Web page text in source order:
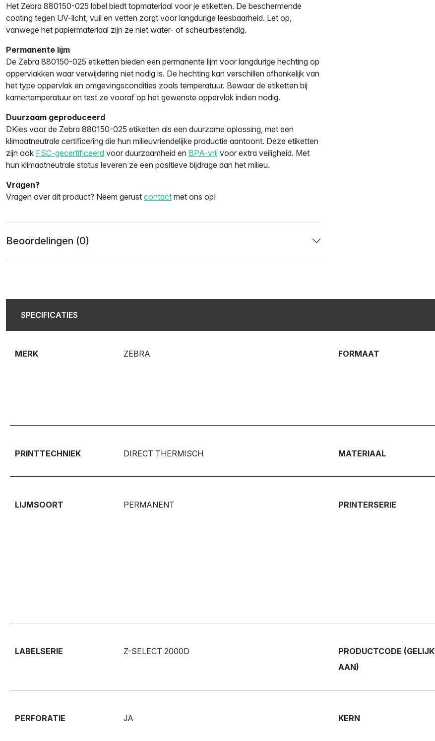
Het Zebra 880150-025 label biedt topmateriaal voor je etiketten. De beschermende
coating tegen UV-licht, vuil en vetten zorgt voor langdurige leesbaarheid. Let op,
vanwege het papiermateriaal zijn ze niet water- of scheurbestendig.
Permanente lijm
De Zebra 880150-025 etiketten bieden een permanente lijm voor langdurige hechting op
oppervlakken waar verwijdering niet nodig is. De hechting kan verschillen afhankelijk van
het type oppervlak en omgevingscondities zoals temperatuur. Bewaar de etiketten bij
kamertemperatuur en test ze vooraf op het gewenste oppervlak indien nodig.
Duurzaam geproduceerd
DKies voor de Zebra 880150-025 etiketten als een duurzame oplossing, met een
klimaatneutrale certificering die hun milieuvriendelijke productie aantoont. Deze etiketten
zijn ook FSC-gecertificeerd voor duurzaamheid en BPA-vrij voor extra veiligheid. Met
hun klimaatneutrale status leveren ze een positieve bijdrage aan het milieu.
Vragen?
Vragen over dit product? Neem gerust contact met ons op!
Beoordelingen (0)
SPECIFICATIES
MERK ZEBRA FORMAAT
PRINTTECHNIEK DIRECT THERMISCH MATERIAAL
LIJMSOORT PERMANENT PRINTERSERIE
LABELSERIE Z-SELECT 2000D
PRODUCTCODE (GELIJK
AAN)
PERFORATIE JA KERN